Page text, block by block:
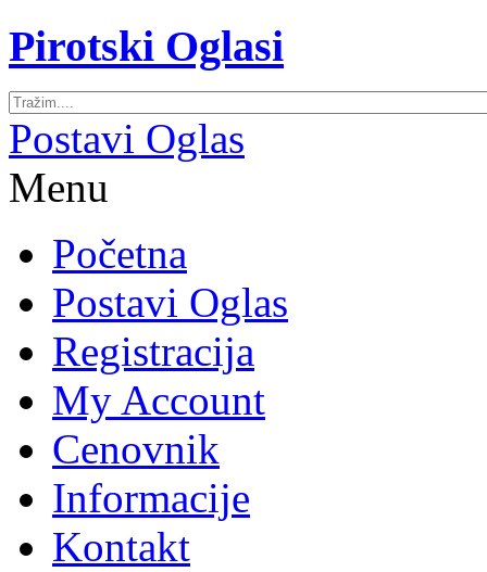
Pirotski Oglasi
Postavi Oglas
Menu
Početna
Postavi Oglas
Registracija
My Account
Cenovnik
Informacije
Kontakt